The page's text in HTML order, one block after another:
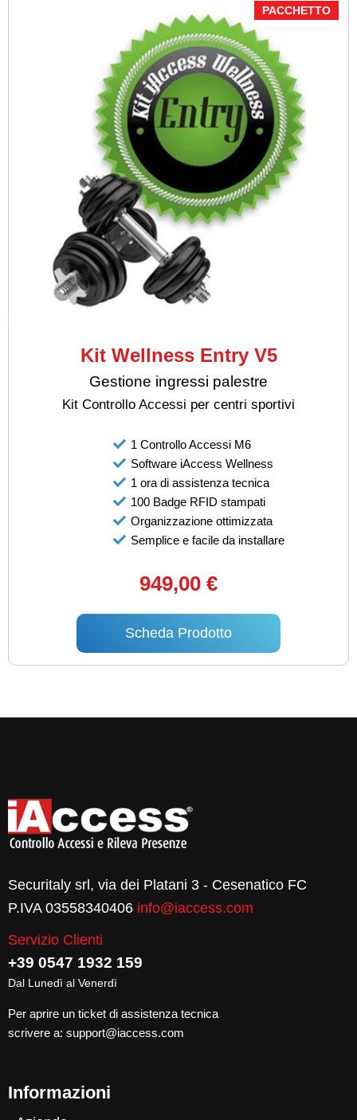
PACCHETTO
Kit Wellness Entry V5
Gestione ingressi palestre
Kit Controllo Accessi per centri sportivi
1 Controllo Accessi M6
Software iAccess Wellness
1 ora di assistenza tecnica
100 Badge RFID stampati
Organizzazione ottimizzata
Semplice e facile da installare
949,00 €
Scheda Prodotto
Securitaly srl, via dei Platani 3 - Cesenatico FC
P.IVA 03558340406 info@iaccess.com
Servizio Clienti
+39 0547 1932 159
Dal Lunedì al Venerdì
Per aprire un ticket di assistenza tecnica
scrivere a: support@iaccess.com
Informazioni